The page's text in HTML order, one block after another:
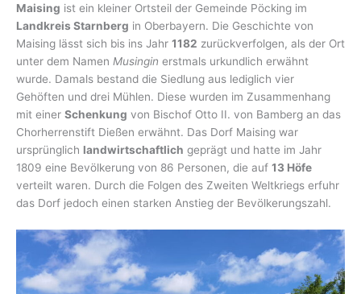
Maising ist ein kleiner Ortsteil der Gemeinde Pöcking im
Landkreis Starnberg in Oberbayern. Die Geschichte von
Maising lässt sich bis ins Jahr 1182 zurückverfolgen, als der Ort
unter dem Namen Musingin erstmals urkundlich erwähnt
wurde. Damals bestand die Siedlung aus lediglich vier
Gehöften und drei Mühlen. Diese wurden im Zusammenhang
mit einer Schenkung von Bischof Otto II. von Bamberg an das
Chorherrenstift Dießen erwähnt. Das Dorf Maising war
ursprünglich landwirtschaftlich geprägt und hatte im Jahr
1809 eine Bevölkerung von 86 Personen, die auf 13 Höfe
verteilt waren. Durch die Folgen des Zweiten Weltkriegs erfuhr
das Dorf jedoch einen starken Anstieg der Bevölkerungszahl.